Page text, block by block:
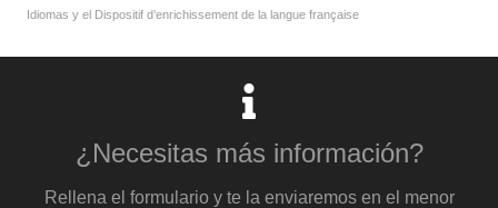
Idiomas y el Dispositif d’enrichissement de la langue française
¿Necesitas más información?
Rellena el formulario y te la enviaremos en el menor